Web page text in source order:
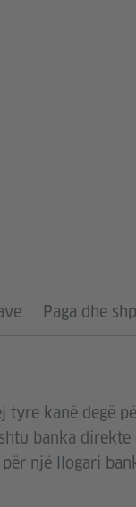
Paga dhe
kanë degë
banka
një llogari